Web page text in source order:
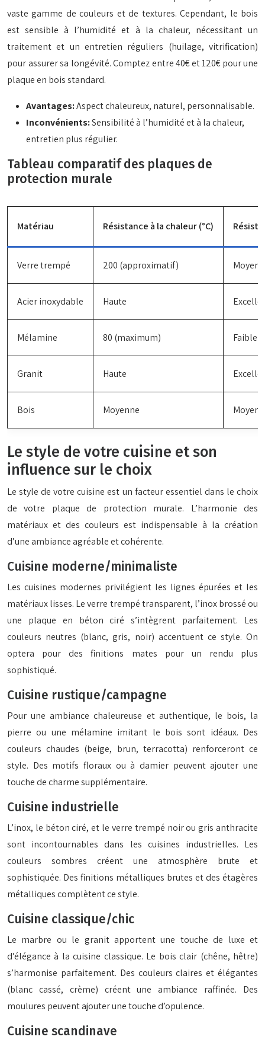
vaste gamme de couleurs et de textures. Cependant, le bois
est sensible à l’humidité et à la chaleur, nécessitant un
traitement et un entretien réguliers (huilage, vitrification)
pour assurer sa longévité. Comptez entre 40€ et 120€ pour une
plaque en bois standard.
Avantages:Aspect chaleureux, naturel, personnalisable.
Inconvénients:Sensibilité à l’humidité et à la chaleur,
entretien plus régulier.
Tableau comparatif des plaques de
protection murale
Matériau Résistance à la chaleur (°C)
Verre trempé 200 (approximatif)
Acier inoxydable Haute
Mélamine 80 (maximum) Faible
Granit Haute
Bois Moyenne
Le style de votre cuisine et son
influence sur le choix
Le style de votre cuisine est un facteur essentiel dans le choix
de votre plaque de protection murale. L’harmonie des
matériaux et des couleurs est indispensable à la création
d’une ambiance agréable et cohérente.
Cuisine moderne/minimaliste
Les cuisines modernes privilégient les lignes épurées et les
matériaux lisses. Le verre trempé transparent, l’inox brossé ou
une plaque en béton ciré s’intègrent parfaitement. Les
couleurs neutres (blanc, gris, noir) accentuent ce style. On
optera pour des finitions mates pour un rendu plus
sophistiqué.
Cuisine rustique/campagne
Pour une ambiance chaleureuse et authentique, le bois, la
pierre ou une mélamine imitant le bois sont idéaux. Des
couleurs chaudes (beige, brun, terracotta) renforceront ce
style. Des motifs floraux ou à damier peuvent ajouter une
touche de charme supplémentaire.
Cuisine industrielle
L’inox, le béton ciré, et le verre trempé noir ou gris anthracite
sont incontournables dans les cuisines industrielles. Les
couleurs sombres créent une atmosphère brute et
sophistiquée. Des finitions métalliques brutes et des étagères
métalliques complètent ce style.
Cuisine classique/chic
Le marbre ou le granit apportent une touche de luxe et
d’élégance à la cuisine classique. Le bois clair (chêne, hêtre)
s’harmonise parfaitement. Des couleurs claires et élégantes
(blanc cassé, crème) créent une ambiance raffinée. Des
moulures peuvent ajouter une touche d’opulence.
Cuisine scandinave